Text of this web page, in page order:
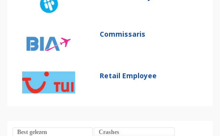
Commissaris
Retail Employee
Best gelezen Crashes